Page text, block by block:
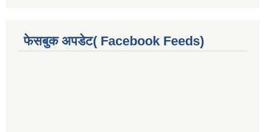
फेसबुक अपडेट( Facebook Feeds)